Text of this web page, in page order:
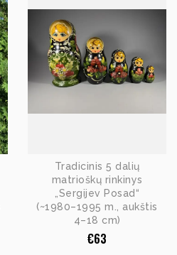
Tradicinis 5 dalių
matrioškų rinkinys
„Sergijev Posad“
(~1980–1995 m., aukštis
4–18 cm)
€63